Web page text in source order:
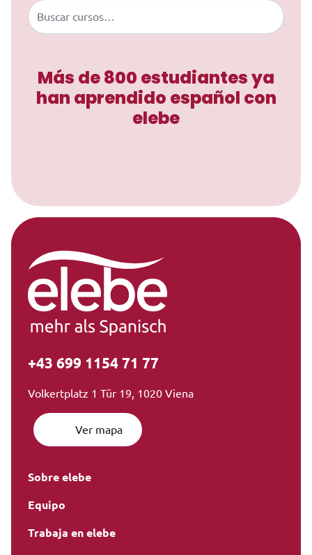
Buscar
Más de 800 estudiantes ya
han aprendido español con
elebe
+43 699 1154 71 77
Volkertplatz 1 Tür 19, 1020 Viena
Ver mapa
Sobre elebe
Equipo
Trabaja en elebe